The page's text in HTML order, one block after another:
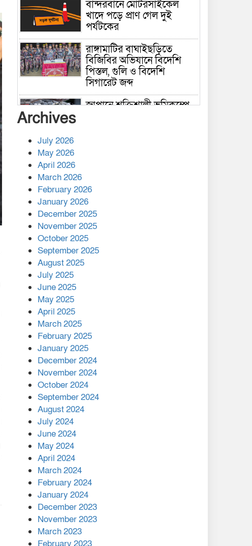
বান্দরবানে মোটরসাইকেল
খাদে পড়ে প্রাণ গেল দুই
পর্যটকের
রাঙ্গামাটির বাঘাইছড়িতে
বিজিবির অভিযানে বিদেশি
পিস্তল, গুলি ও বিদেশি
সিগারেট জব্দ
জাপানে শক্তিশালী ভূমিকম্পে
কাপ্তাই প্রেস ক্লাবের সভাপতি
মাহফুজ, সম্পাদক রিপন মারমা
নির্বাচিত
মালয়েশিয়ার প্রধানমন্ত্রীকে চিঠি
দেয়ার পর ফোন তারেক
রহমানের,গ্যাস সঙ্কট
মোকাবিলায় সহায়তার আশ্বাস
এক বিলিয়ন ডলার বিনিয়োগ
হবে আনোয়ারায়
বান্দরবানে বন্যায় ক্ষতিগ্রস্তদের
মাঝে সহায়তা দিলেন সাচিং প্রু
জেরী
Archives
July 2026
May 2026
April 2026
March 2026
February 2026
January 2026
December 2025
November 2025
October 2025
September 2025
August 2025
July 2025
June 2025
May 2025
April 2025
March 2025
February 2025
January 2025
December 2024
November 2024
October 2024
September 2024
August 2024
July 2024
June 2024
May 2024
April 2024
March 2024
February 2024
January 2024
December 2023
November 2023
March 2023